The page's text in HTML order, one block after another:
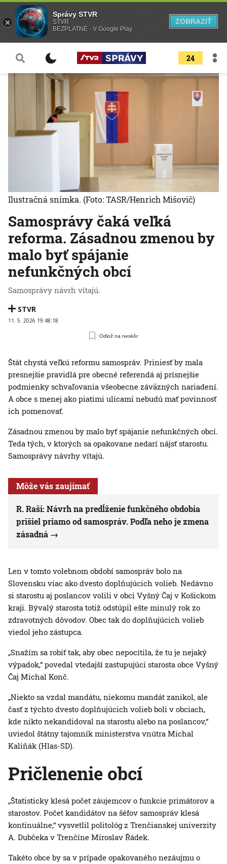
24
Samosprávy čaká veľká
reforma. Zásadnou zmenou by
malo byť spájanie
nefunkčných obcí
Samosprávy návrh vítajú.
STVR
11. 5. 2026 19:48:18
Odlož na neskôr
Ilustračná snímka. (Foto: TASR/Henrich Mišovič)
Štát chystá veľkú reformu samospráv. Priniesť by mala
presnejšie pravidlá pre obecné referendá aj prísnejšie
podmienky schvaľovania všeobecne záväzných nariadení.
A obce s menej ako piatimi ulicami nebudú mať povinnosť
ich pomenovať.
Zásadnou zmenou by malo byť spájanie nefunkčných obcí.
Teda tých, v ktorých sa opakovane nedarí nájsť starostu.
Samosprávy návrhy vítajú.
Môže vás zaujímať
R. Raši: Návrh na predĺženie funkčného obdobia
prišiel priamo od samospráv. Podľa neho je zmena
zásadná
Len v tomto volebnom období samospráv bolo na
Slovensku viac ako dvesto doplňujúcich volieb. Nedávno
si starostu aj poslancov volili v obci Vyšný Čaj v Košickom
kraji. Bývalý starosta totiž odstúpil ešte minulý rok zo
zdravotných dôvodov. Obec tak do doplňujúcich volieb
viedol jeho zástupca.
„Snažím sa robiť tak, aby obec nepocítila, že tu je nejaký
výpadok,“ povedal vtedajší zastupujúci starosta obce Vyšný
Čaj Michal Konč.
„Niekto sa vzdal mandátu, niekomu mandát zanikol, ale
časť z týchto dvesto doplňujúcich volieb boli v obciach,
kde nikto nekandidoval na starostu alebo na poslancov,“
uviedol štátny tajomník ministerstva vnútra Michal
Kaliňák (Hlas-SD).
Pričlenenie obcí
„Štatisticky klesá počet záujemcov o funkcie primátorov a
starostov. Počet kandidátov na šéfov samospráv klesá
kontinuálne,“ vysvetlil politológ z Trenčianskej univerzity
A. Dubčeka v Trenčíne Miroslav Řádek.
Takéto obce by sa v prípade opakovaného nezáujmu o
Správy STVR
STVR
BEZPLATNÉ - V Google Play
ZOBRAZIŤ